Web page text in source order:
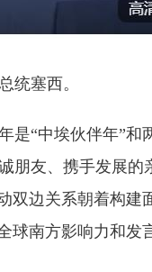
统塞西。
“中埃伙伴年”和
朋友、携手发展的
双边关系朝着构建
球南方影响力和发